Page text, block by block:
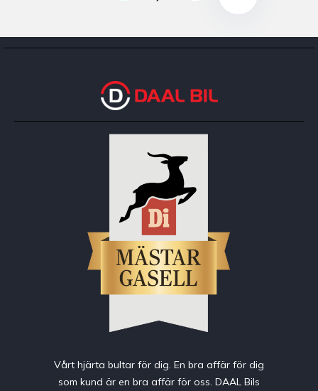
Vårt hjärta bultar för dig. En bra affär för dig
som kund är en bra affär för oss. DAAL Bils